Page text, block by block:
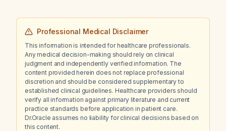
Professional Medical Disclaimer
This information is intended for healthcare professionals.
Any medical decision-making should rely on clinical
judgment and independently verified information. The
content provided herein does not replace professional
discretion and should be considered supplementary to
established clinical guidelines. Healthcare providers should
verify all information against primary literature and current
practice standards before application in patient care.
Dr.Oracle assumes no liability for clinical decisions based on
this content.